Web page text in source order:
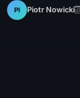
PI Piotr Nowicki